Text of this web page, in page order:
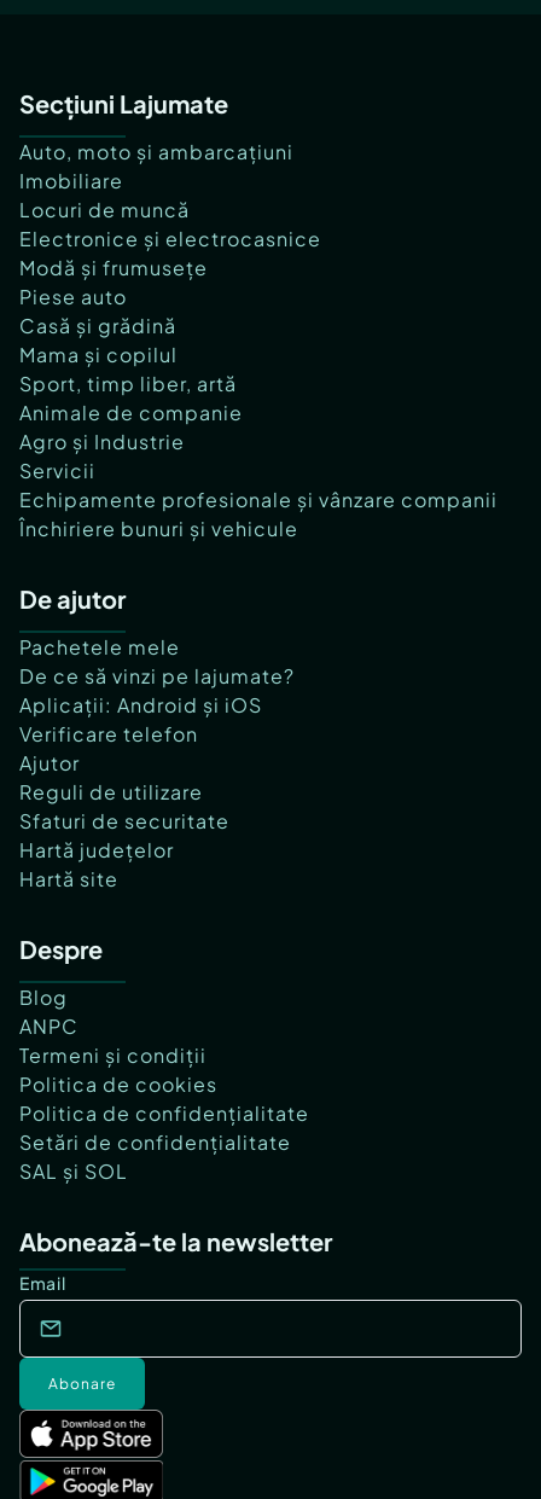
Secțiuni Lajumate
Auto, moto și ambarcațiuni
Imobiliare
Locuri de muncă
Electronice și electrocasnice
Modă și frumusețe
Piese auto
Casă și grădină
Mama și copilul
Sport, timp liber, artă
Animale de companie
Agro și Industrie
Servicii
Echipamente profesionale și vânzare companii
Închiriere bunuri și vehicule
De ajutor
Pachetele mele
De ce să vinzi pe lajumate?
Aplicații: Android și iOS
Verificare telefon
Ajutor
Reguli de utilizare
Sfaturi de securitate
Hartă județelor
Hartă site
Despre
Blog
ANPC
Termeni și condiții
Politica de cookies
Politica de confidențialitate
Setări de confidențialitate
SAL și SOL
Abonează-te la newsletter
Email
Abonare